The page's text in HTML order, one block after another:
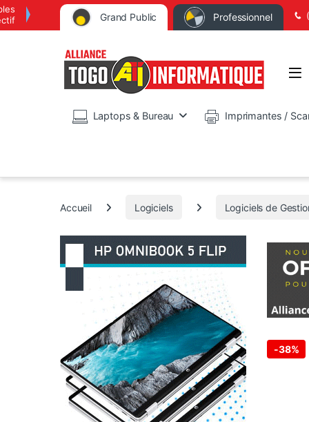
Grand Public Professionnel
Laptops & Bureau Imprimantes /
Accueil Logiciels Logiciels de
-38%